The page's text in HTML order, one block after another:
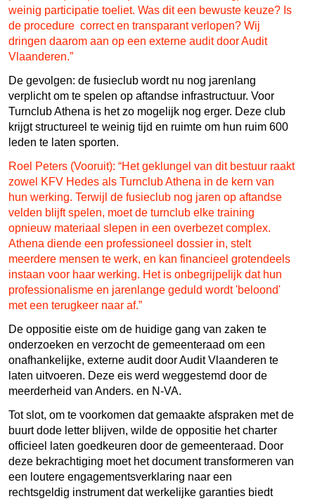
weinig participatie toeliet. Was dit een bewuste keuze? Is
de procedure correct en transparant verlopen? Wij
dringen daarom aan op een externe audit door Audit
Vlaanderen.”
De gevolgen: de fusieclub wordt nu nog jarenlang
verplicht om te spelen op aftandse infrastructuur. Voor
Turnclub Athena is het zo mogelijk nog erger. Deze club
krijgt structureel te weinig tijd en ruimte om hun ruim 600
leden te laten sporten.
Roel Peters (Vooruit): “Het geklungel van dit bestuur raakt
zowel KFV Hedes als Turnclub Athena in de kern van
hun werking. Terwijl de fusieclub nog jaren op aftandse
velden blijft spelen, moet de turnclub elke training
opnieuw materiaal slepen in een overbezet complex.
Athena diende een professioneel dossier in, stelt
meerdere mensen te werk, en kan financieel grotendeels
instaan voor haar werking. Het is onbegrijpelijk dat hun
professionalisme en jarenlange geduld wordt 'beloond'
met een terugkeer naar af.”
De oppositie eiste om de huidige gang van zaken te
onderzoeken en verzocht de gemeenteraad om een
onafhankelijke, externe audit door Audit Vlaanderen te
laten uitvoeren. Deze eis werd weggestemd door de
meerderheid van Anders. en N-VA.
Tot slot, om te voorkomen dat gemaakte afspraken met de
buurt dode letter blijven, wilde de oppositie het charter
officieel laten goedkeuren door de gemeenteraad. Door
deze bekrachtiging moet het document transformeren van
een loutere engagementsverklaring naar een
rechtsgeldig instrument dat werkelijke garanties biedt